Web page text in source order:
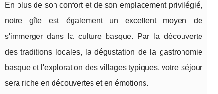
En plus de son confort et de son emplacement privilégié,
notre gîte est également un excellent moyen de
s'immerger dans la culture basque. Par la découverte
des traditions locales, la dégustation de la gastronomie
basque et l'exploration des villages typiques, votre séjour
sera riche en découvertes et en émotions.